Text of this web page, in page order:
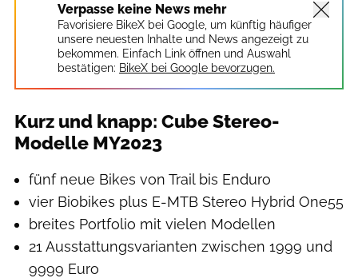
Verpasse keine News mehr
Favorisiere BikeX bei Google, um künftig häufiger
unsere neuesten Inhalte und News angezeigt zu
bekommen. Einfach Link öffnen und Auswahl
bestätigen: BikeX bei Google bevorzugen.
Kurz und knapp: Cube Stereo-
Modelle MY2023
fünf neue Bikes von Trail bis Enduro
vier Biobikes plus E-MTB Stereo Hybrid One55
breites Portfolio mit vielen Modellen
21 Ausstattungsvarianten zwischen 1999 und
9999 Euro